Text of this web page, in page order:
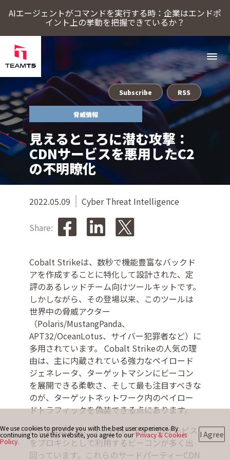
AIエージェントがコマンドを実行する時：企業はエンドポ
イント上の挙動を把握できているか？
ソリューション
TeamT5について
最新情報
ブログ
お問い合わせ
脅威情報
Subscribe RSS
見えるところに潜む攻撃：
CDNサービスを悪用したC2
の不明瞭化
2022.05.09 Cyber Threat Intelligence
Share:
Cobalt Strikeは、数秒で機能豊富なバックド
アを作成することに特化して設計された、定
評のあるレッドチーム向けツールキットです。
しかしながら、その登場以来、このツールは
世界中の脅威アクター
（Polaris/MustangPanda、
APT32/OceanLotus、サイバー犯罪者など）に
多用されています。 Cobalt Strikeの人気の理
由は、主に内蔵されている強力なペイロード
ジェネレータ、ターゲットマシンにビーコン
を展開できる柔軟さ、そして最も注目すべきな
のが、ターゲットネットワーク内のペイロー
ドトラフィックを偽装できる点にあります。
ここ1年ほどは、サードパーティーのサービス
をプロキシとして利用するビーコンが多く出
回っています。これらのサードパーティーCDN
We use cookies to provide you with the best user experience. By
continuing to use this website, you agree to our Privacy & Cookies
Policy.
I Agree